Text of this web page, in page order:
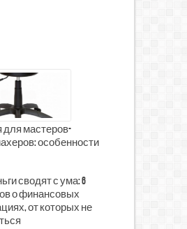
для мастеров-
особенности
сводят с ума: 6
о финансовых
от которых не